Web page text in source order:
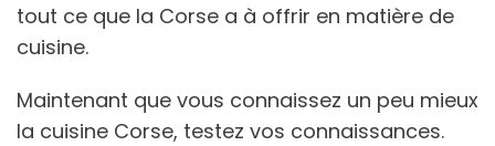
tout ce que la Corse a à offrir en matière de
cuisine.
Maintenant que vous connaissez un peu mieux
la cuisine Corse, testez vos connaissances.